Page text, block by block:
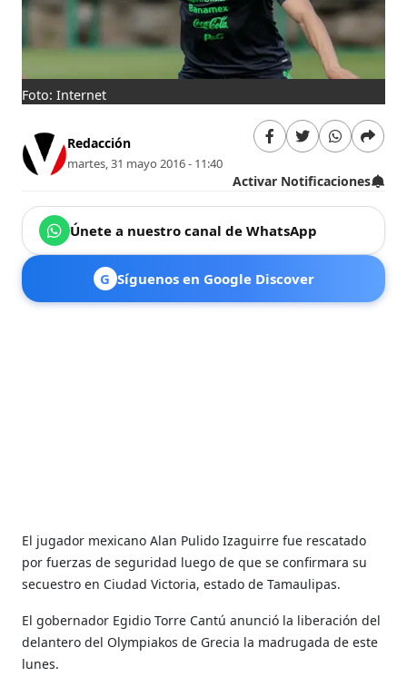
Foto: Internet
Redacción
martes, 31 mayo 2016 - 11:40
Activar Notificaciones
Únete a nuestro canal de WhatsApp
G Síguenos en Google Discover
El jugador mexicano Alan Pulido Izaguirre fue rescatado
por fuerzas de seguridad luego de que se confirmara su
secuestro en Ciudad Victoria, estado de Tamaulipas.
El gobernador Egidio Torre Cantú anunció la liberación del
delantero del Olympiakos de Grecia la madrugada de este
lunes.